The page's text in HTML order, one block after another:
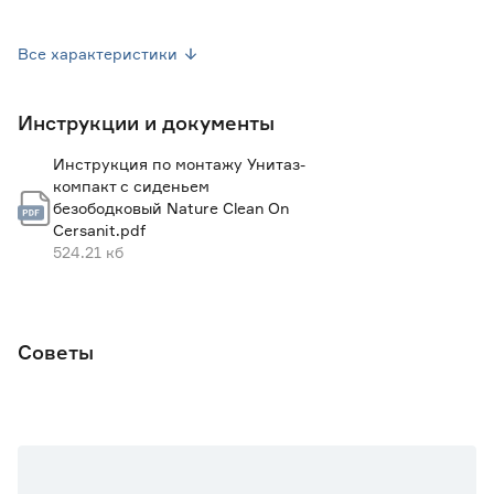
Объем смыва (л) 3/6
Вид выпуска
Вид смыва
Все характеристики
Инструкции и документы
Инструкция по монтажу Унитаз-
компакт c сиденьем
безободковый Nature Clean On
Cersanit.pdf
524.21 кб
Советы